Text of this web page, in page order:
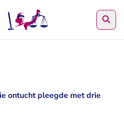
ontucht pleegde met drie